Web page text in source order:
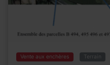
Vente aux enchères Terrain